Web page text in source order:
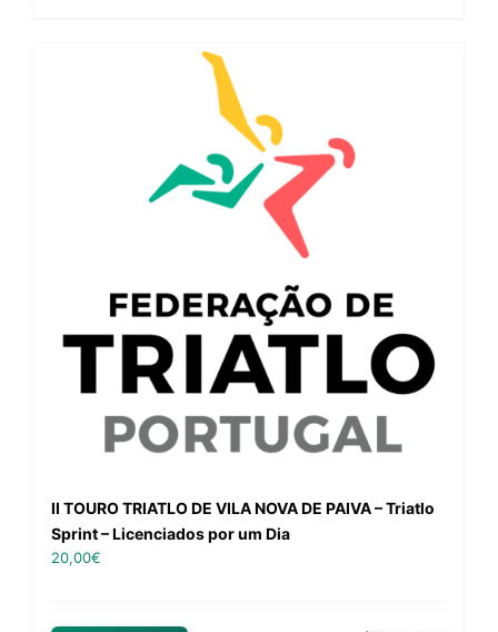
II TOURO TRIATLO DE VILA NOVA DE PAIVA – Triatlo
Sprint – Licenciados por um Dia
20,00€